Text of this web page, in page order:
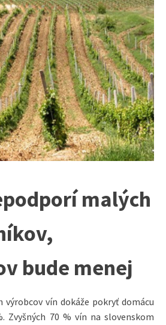
malých
bude menej
výrobcov vín dokáže pokryť domácu
Zvyšných 70 % vín na slovenskom